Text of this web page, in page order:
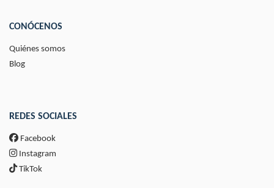
CONÓCENOS
Quiénes somos
Blog
REDES SOCIALES
Facebook
Instagram
TikTok